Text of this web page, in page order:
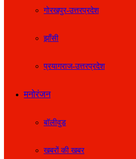
गोरखपुर-उत्तरप्रदेश
झाँसी
प्रयागराज-उत्तरप्रदेश
मनोरंजन
बॉलीवुड
खबरों की खबर